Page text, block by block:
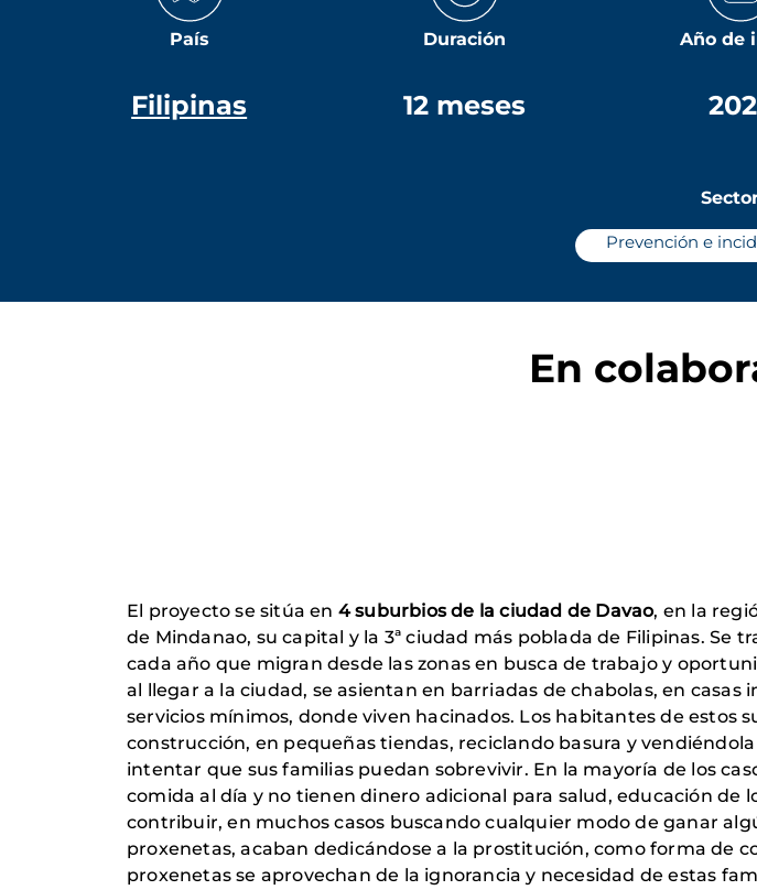
País
Filipinas
Duración
12 meses
Año de
Prevención e
En
El proyecto se sitúa en 4 suburbios de la ciudad de Davao, en la
de Mindanao, su capital y la 3ª ciudad más poblada de Filipinas.
cada año que migran desde las zonas en busca de trabajo y
al llegar a la ciudad, se asientan en barriadas de chabolas, en
servicios mínimos, donde viven hacinados. Los habitantes de estos
construcción, en pequeñas tiendas, reciclando basura y
intentar que sus familias puedan sobrevivir. En la mayoría de los
comida al día y no tienen dinero adicional para salud, educación de
contribuir, en muchos casos buscando cualquier modo de ganar
proxenetas, acaban dedicándose a la prostitución, como forma de
proxenetas se aprovechan de la ignorancia y necesidad de estas